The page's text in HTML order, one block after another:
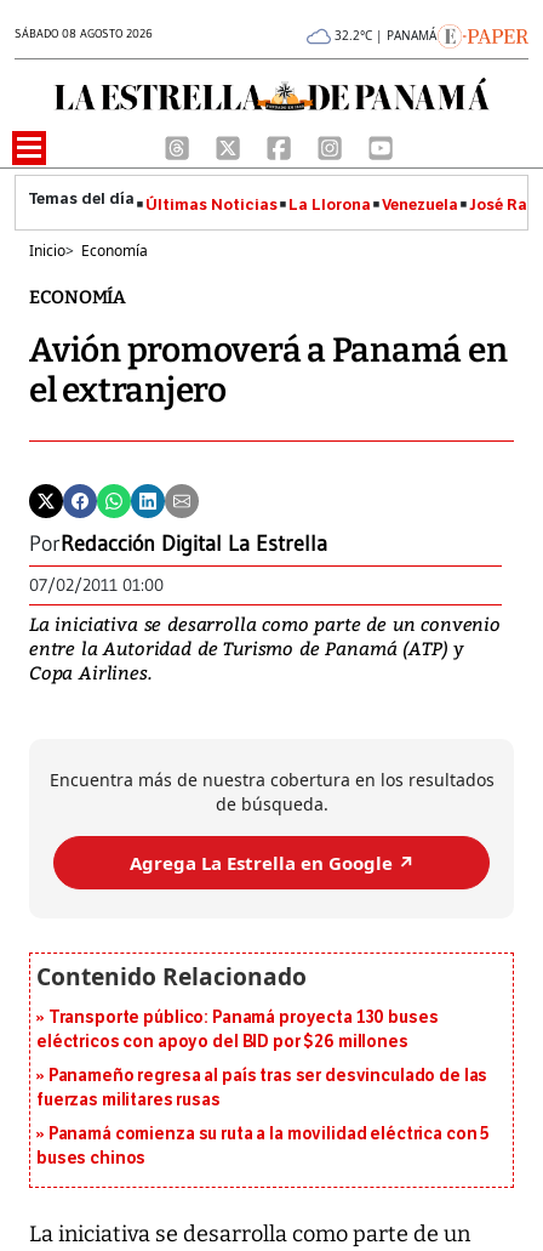
SÁBADO 08 AGOSTO 2026 32.2°C | PANAMÁ
Últimas Noticias La Llorona Venezuela José
Inicio> Economía
ECONOMÍA
Avión promoverá a Panamá en
el extranjero
PorRedacción Digital La Estrella
07/02/2011 01:00
La iniciativa se desarrolla como parte de un convenio
entre la Autoridad de Turismo de Panamá (ATP) y
Copa Airlines.
Encuentra más de nuestra cobertura en los resultados
de búsqueda.
Agrega La Estrella en Google ↗️
Transporte público: Panamá proyecta 130 buses
eléctricos con apoyo del BID por $26 millones
Panameño regresa al país tras ser desvinculado de las
fuerzas militares rusas
Panamá comienza su ruta a la movilidad eléctrica con 5
buses chinos
La iniciativa se desarrolla como parte de un